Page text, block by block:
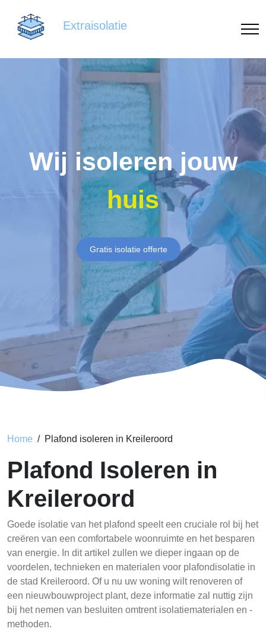
Extraisolatie
Wij isoleren jouw
huis
Gratis isolatie offerte
Home Plafond isoleren in Kreileroord
Plafond Isoleren in
Kreileroord
Goede isolatie van het plafond speelt een cruciale rol bij het
creëren van een comfortabele woonruimte en het besparen
van energie. In dit artikel zullen we dieper ingaan op de
voordelen, technieken en materialen voor plafondisolatie in
de stad Kreileroord. Of u nu uw woning wilt renoveren of
een nieuwbouwproject plant, deze informatie zal nuttig zijn
bij het nemen van besluiten omtrent isolatiematerialen en -
methoden.